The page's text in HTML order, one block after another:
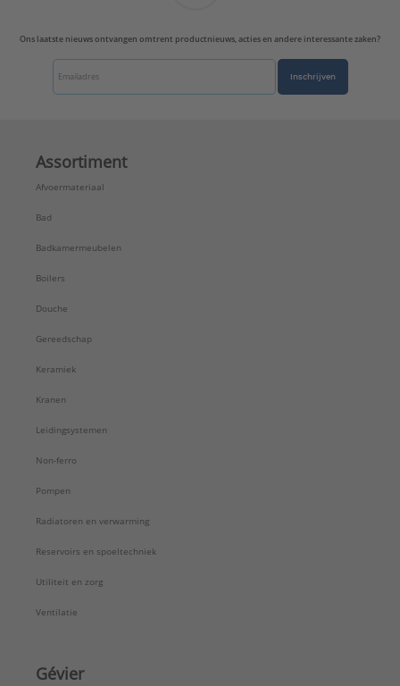
Ons laatste nieuws ontvangen omtrent productnieuws, acties en andere interessante zaken?
Inschrijven
Assortiment
Afvoermateriaal
Bad
Badkamermeubelen
Boilers
Douche
Gereedschap
Keramiek
Kranen
Leidingsystemen
Non-ferro
Pompen
Radiatoren en verwarming
Reservoirs en spoeltechniek
Utiliteit en zorg
Ventilatie
Gévier